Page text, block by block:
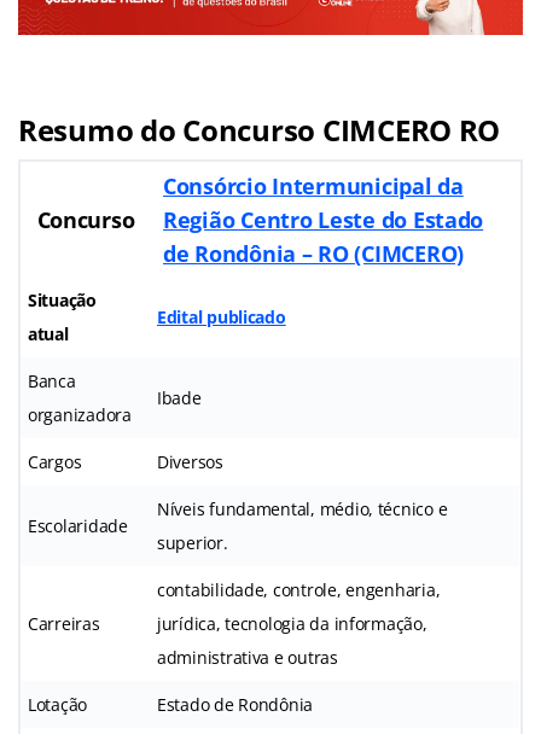
Resumo do Concurso CIMCERO RO
Concurso
Consórcio Intermunicipal da
Região Centro Leste do Estado
de Rondônia – RO (CIMCERO)
Situação
atual
Edital publicado
Banca
organizadora
Ibade
Cargos Diversos
Escolaridade
Níveis fundamental, médio, técnico e
superior.
Carreiras
contabilidade, controle, engenharia,
jurídica, tecnologia da informação,
administrativa e outras
Lotação Estado de Rondônia